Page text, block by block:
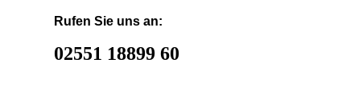
Rufen Sie uns an:
02551 18899 60